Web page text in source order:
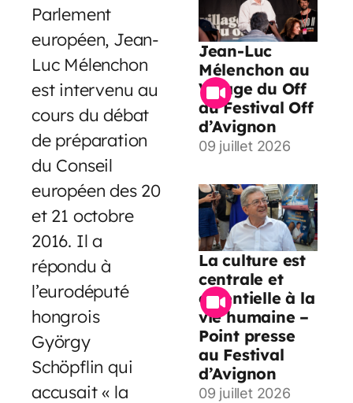
Parlement
européen, Jean-
Luc Mélenchon
est intervenu au
cours du débat
de préparation
du Conseil
européen des 20
et 21 octobre
2016. Il a
répondu à
l’eurodéputé
hongrois
György
Schöpflin qui
accusait « la
Jean-Luc
Mélenchon au
Village du Off
du Festival Off
d’Avignon
09 juillet 2026
La culture est
centrale et
essentielle à la
vie humaine –
Point presse
au Festival
d’Avignon
09 juillet 2026